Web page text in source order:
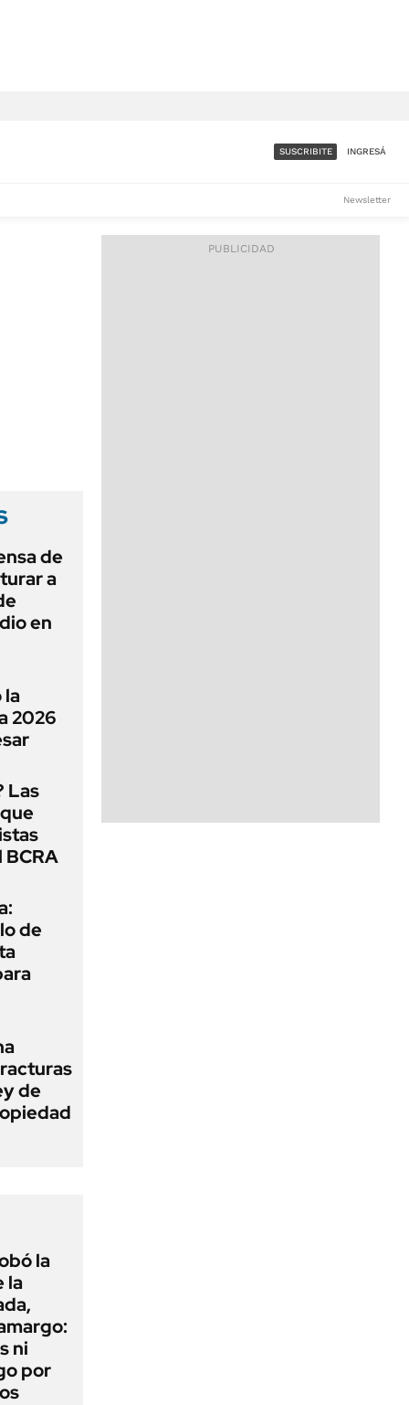
ACCESO FULL - $1.800/MES
SUSCRIBITE INGRESÁ
Newsletter
de
a
en
la
2026
Las
BCRA
de
de
la
la
ni
por